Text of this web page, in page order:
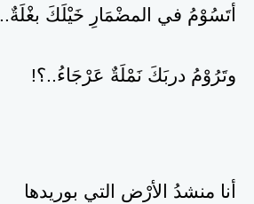
أتَسُوْمُ في المضْمَارِ خَيْلَكَ بغْلَةٌ..
وتَرُوْمُ دربَكَ نَمْلَةٌ عَرْجَاءُ..؟!
أنا منشدُ الأرْضِ التي بوريدها